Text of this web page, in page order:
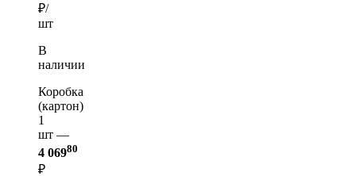
₽/
шт
В
наличии
Коробка
(картон)
1
шт —
4 06980
₽